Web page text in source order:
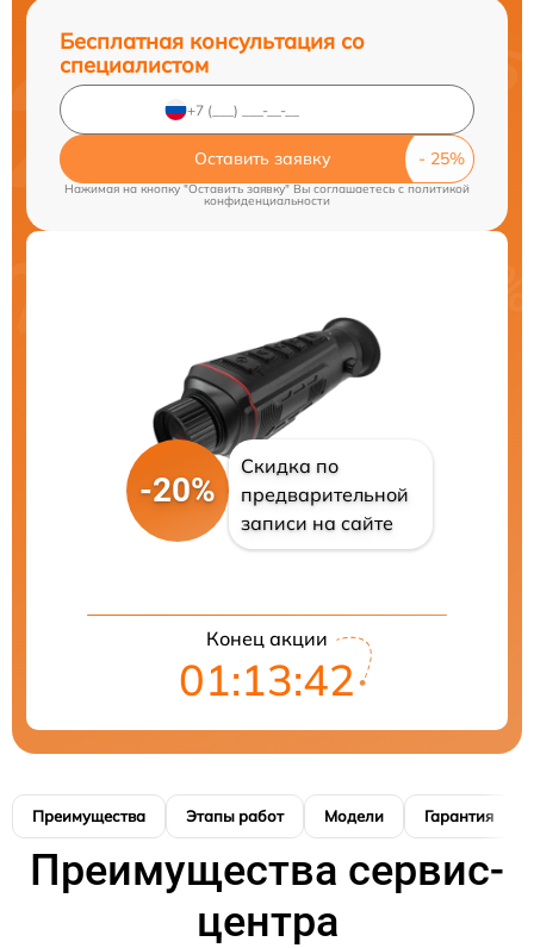
Бесплатная консультация со
специалистом
Оставить заявку
Нажимая на кнопку "Оставить заявку" Вы соглашаетесь cполитикой
конфиденциальности
-20%
Скидка по
предварительной
записи на сайте
Конец акции
01:13:41
Преимущества Этапы работ Модели Гарантия
Преимущества сервис-
центра